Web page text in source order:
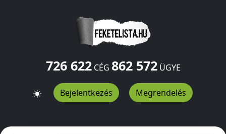
726 622CÉG 862 572ÜGYE
Bejelentkezés Megrendelés